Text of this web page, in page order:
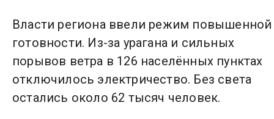
Власти региона ввели режим повышенной
готовности. Из-за урагана и сильных
порывов ветра в 126 населённых пунктах
отключилось электричество. Без света
остались около 62 тысяч человек.